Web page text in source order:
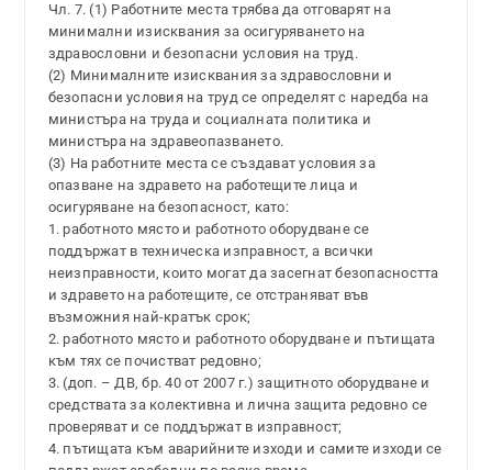
Чл. 7. (1) Работните места трябва да отговарят на
минимални изисквания за осигуряването на
здравословни и безопасни условия на труд.
(2) Минималните изисквания за здравословни и
безопасни условия на труд се определят с наредба на
министъра на труда и социалната политика и
министъра на здравеопазването.
(3) На работните места се създават условия за
опазване на здравето на работещите лица и
осигуряване на безопасност, като:
1. работното място и работното оборудване се
поддържат в техническа изправност, а всички
неизправности, които могат да засегнат безопасността
и здравето на работещите, се отстраняват във
възможния най-кратък срок;
2. работното място и работното оборудване и пътищата
към тях се почистват редовно;
3. (доп. – ДВ, бр. 40 от 2007 г.) защитното оборудване и
средствата за колективна и лична защита редовно се
проверяват и се поддържат в изправност;
4. пътищата към аварийните изходи и самите изходи се